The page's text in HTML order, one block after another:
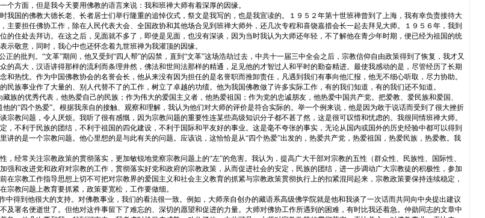
方面，但是我今天要用佛教的语言来说：我和班禅大师有着深厚的因缘。
国的佛教大德长老、长者居士们举行隆重的追悼仪式，祭文是我写的，也是我宣读的。１９５２年第十世班禅曾到了上海，我有幸负责接待大
要担任佛协工作，除在人民代表大会、全国政协和其他场合见到班禅大师外，还几次专程和喜饶嘉措会长一起去拜见大师。１９５６年，我到
住处去拜访。在这之后，见面就不多了，即使是见面，也没有深谈，因为当时我认为大师还年轻，不了解他在青少年时期，便已经为祖国的统
敬意，同时，我心中也还怀念着九世班禅为我灌顶的因缘。
的批判。“文革”期间，他又受到“四人帮”的囚禁，直到“文革”这场浩劫过去，中共十一届三中全会之后，宗教信仰自由政策得到了恢复，我才又
高大，汉语讲得那样的流利而条理井然，佛法和世间法那样的精通，足见他的才智过人和平时的勤奋精进。最使我感动的是，尽管经历了长期
热忱。作为中国佛教协会的名誉会长，他从来没有因为担任的是名誉职而推卸责任，凡遇到我们有事向他汇报，他无不细心听取，尽力协助。
族事业作了大量的、别人代替不了的工作，树立了卓越的功绩。他为我国佛教做了许多实际工作，有的我们知道，有的我们还不知道。
族的优秀代表，他热爱自己的民族；作为伟大的爱国主义者，他热爱祖国；作为党的忠诚朋友，他热爱中国共产党。把爱教、爱民族和爱国、
的“四个热爱”。根据我亲自的接触、观察和理解，我认为他们对大师的评价是符合实际的。举一个例来说，他是因为敢于说话而受到了很大挫折
教问题，令人厌烦。我听了很有感慨，因为宗教问题的重要性连某些高级知识分子都不甚了然，这是很可叹惜和忧虑的。我很同情班禅大师。
不利于民族的团结，不利于祖国的四化建设，不利于国际和平友好的事业。这是毫不夸张的事实，无论从国内或国外的历史经验中都可以得到
的是一个宗教问题。他心里想的是与此有关的问题。应该说，这恰恰是从“四个热爱”出发的，热爱共产党，热爱祖国，热爱民族，热爱教。我
经常关注宗教政策的贯彻落实，更加敏锐地觉察宗教问题上的“左”的危害。我认为，提高广大干部对宗教的五性（群众性、民族性、国际性、
和改进党和政府对宗教的工作，贯彻落实好党和政府的宗教政策，从而促进社会的安定，民族的团结，进一步调动广大宗教徒的积极性，参加
宗教工作指导思想上切不可把对宗教界的爱国主义和社会主义教育的抓紧与宗教政策贯彻执行上的扣紧混同起来，宗教政策要保持连续稳定，
教问题上教育要抓紧，政策要宽松，工作要做细。
得到他很大的支持。对佛教事业，我们的看法很一致。例如，大师亲自创办的藏语系高级佛学院就是他和我谈了一次话而共同向中央提出建议
署名便逝世了。但他对这件事留下了难忘的、深切的愿望和促进的力量。大师对佛协工作所遇到的困难，有时比我还着急。仲勋同志的文章中